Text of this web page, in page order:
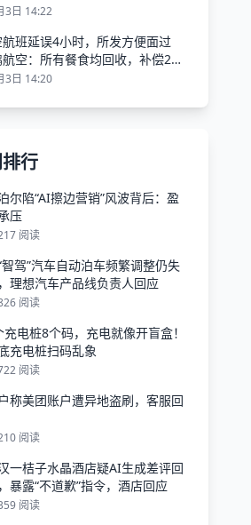
3日 14:22
班延误4小时，所发方便面过
空：所有餐食均回收，补偿200
3日 14:20
行
尔陷“AI擦边营销”风波背后：盈
压
阅读
智驾”汽车自动泊车频繁调整仍失
理想汽车产品线负责人回应
阅读
充电桩8个码，充电就像开盲盒！
充电桩扫码乱象
阅读
称美团账户遭异地盗刷，客服回
阅读
一桔子水晶酒店疑AI生成差评回
暴露“不道歉”指令，酒店回应
阅读